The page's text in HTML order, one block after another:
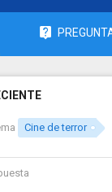
Cine de terror